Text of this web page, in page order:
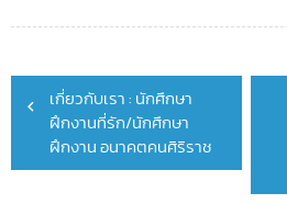
Post
navigation
เกี่ยวกับเรา : นักศึกษา
ฝึกงานที่รัก/นักศึกษา
ฝึกงาน อนาคตคนศิริราช